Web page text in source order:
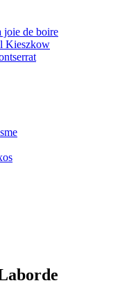
de boire
Kieszkow